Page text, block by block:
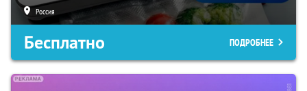
Россия
Бесплатно ПОДРОБНЕЕ